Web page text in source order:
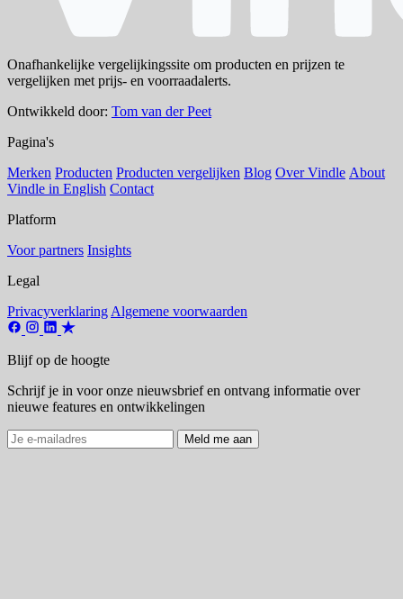
Onafhankelijke vergelijkingssite om producten en prijzen te
vergelijken met prijs- en voorraadalerts.
Ontwikkeld door: Tom van der Peet
Pagina's
Merken Producten Producten vergelijken Blog Over Vindle About
Vindle in English Contact
Platform
Voor partners Insights
Legal
Privacyverklaring Algemene voorwaarden
Blijf op de hoogte
Schrijf je in voor onze nieuwsbrief en ontvang informatie over
nieuwe features en ontwikkelingen
Meld me aan